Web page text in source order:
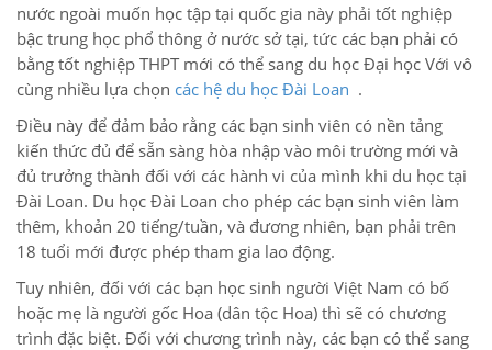
nước ngoài muốn học tập tại quốc gia này phải tốt nghiệp
bậc trung học phổ thông ở nước sở tại, tức các bạn phải có
bằng tốt nghiệp THPT mới có thể sang du học Đại học Với vô
cùng nhiều lựa chọn các hệ du học Đài Loan .
Điều này để đảm bảo rằng các bạn sinh viên có nền tảng
kiến thức đủ để sẵn sàng hòa nhập vào môi trường mới và
đủ trưởng thành đối với các hành vi của mình khi du học tại
Đài Loan. Du học Đài Loan cho phép các bạn sinh viên làm
thêm, khoản 20 tiếng/tuần, và đương nhiên, bạn phải trên
18 tuổi mới được phép tham gia lao động.
Tuy nhiên, đối với các bạn học sinh người Việt Nam có bố
hoặc mẹ là người gốc Hoa (dân tộc Hoa) thì sẽ có chương
trình đặc biệt. Đối với chương trình này, các bạn có thể sang